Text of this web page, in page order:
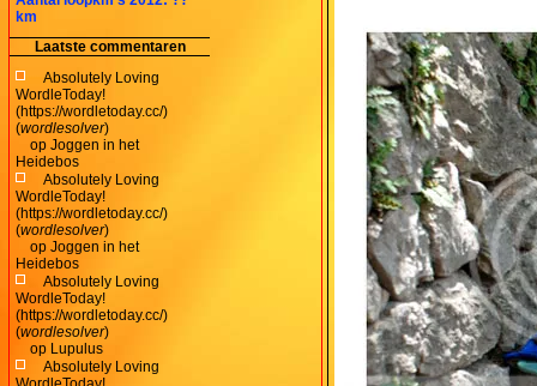
km
Laatste commentaren
Absolutely Loving
WordleToday!
(https://wordletoday.cc/)
(wordlesolver)
op Joggen in het
Heidebos
Absolutely Loving
WordleToday!
(https://wordletoday.cc/)
(wordlesolver)
op Joggen in het
Heidebos
Absolutely Loving
WordleToday!
(https://wordletoday.cc/)
(wordlesolver)
op Lupulus
Absolutely Loving